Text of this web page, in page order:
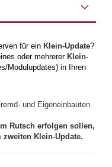
für ein Klein-Update?
oder mehrerer Klein-
Modulupdates) in Ihren
und Eigeneinbauten
Rutsch erfolgen sollen,
zweiten Klein-Update.